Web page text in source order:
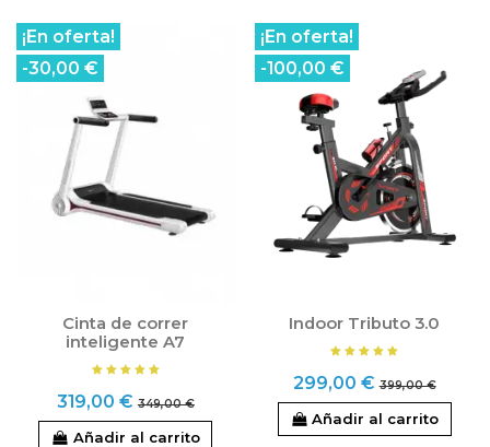
¡En oferta!
-30,00 €
Cinta de correr
inteligente A7
319,00 € 349,00 €
Añadir al carrito
¡En oferta!
-100,00 €
Indoor Tributo 3.0
299,00 € 399,00 €
Añadir al carrito